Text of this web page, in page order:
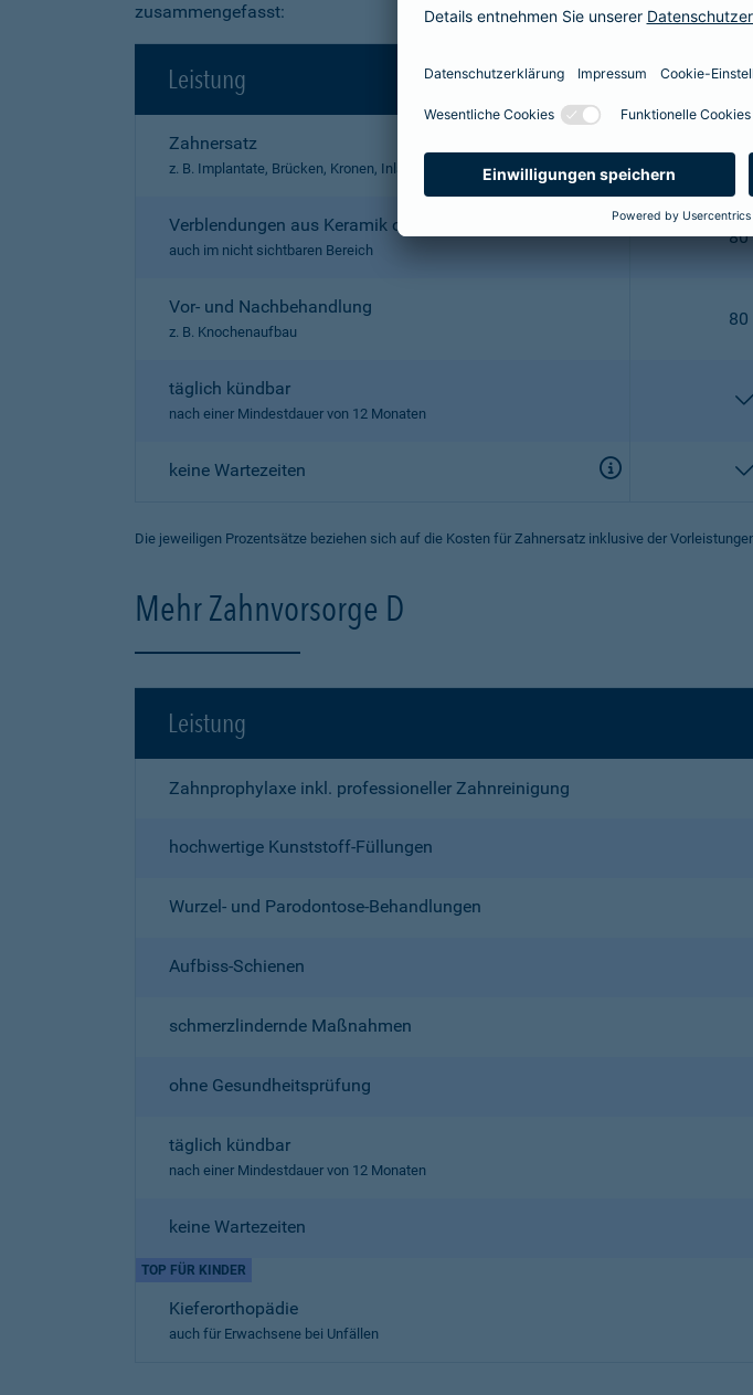
zusammengefasst:
Leistung Mehr
Zahnersatz
z. B. Implantate, Brücken, Kronen, Inlays, Prothesen
80
Verblendungen aus Keramik oder Kunststoff
auch im nicht sichtbaren Bereich
80
Vor- und Nachbehandlung
z. B. Knochenaufbau
80
täglich kündbar
nach einer Mindestdauer von 12 Monaten
keine Wartezeiten
Die jeweiligen Prozentsätze beziehen sich auf die Kosten für Zahnersatz inklusive der
Mehr Zahnvorsorge D
Leistung
Zahnprophylaxe inkl. professioneller Zahnreinigung
hochwertige Kunststoff-Füllungen
Wurzel- und Parodontose-Behandlungen
Aufbiss-Schienen
schmerzlindernde Maßnahmen
ohne Gesundheitsprüfung
täglich kündbar
nach einer Mindestdauer von 12 Monaten
keine Wartezeiten
TOP FÜR KINDER
Kieferorthopädie
auch für Erwachsene bei Unfällen